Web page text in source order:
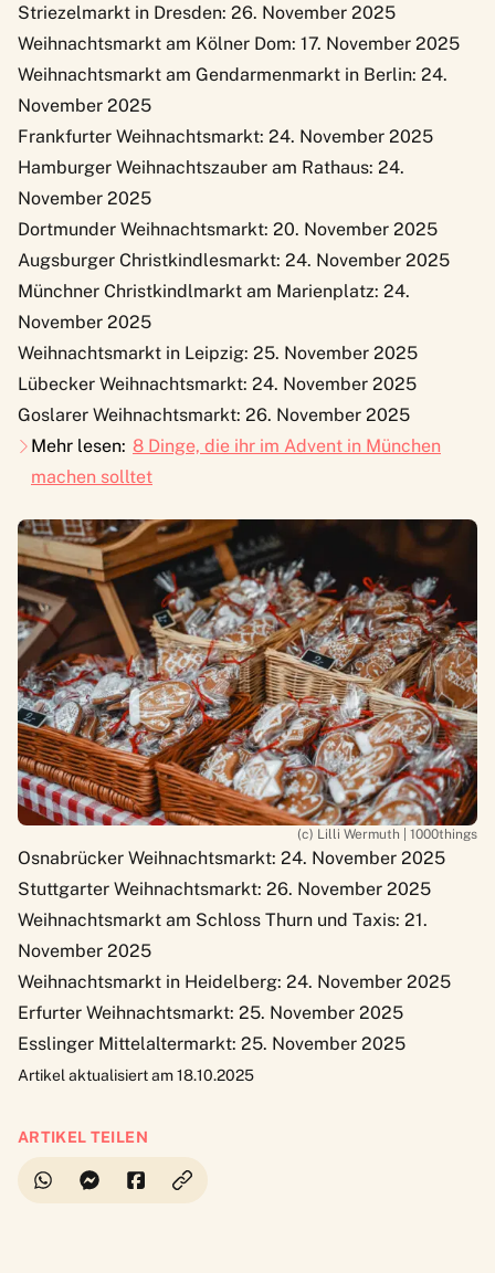
Striezelmarkt in Dresden: 26. November 2025
Weihnachtsmarkt am Kölner Dom: 17. November 2025
Weihnachtsmarkt am Gendarmenmarkt in Berlin: 24.
November 2025
Frankfurter Weihnachtsmarkt: 24. November 2025
Hamburger Weihnachtszauber am Rathaus: 24.
November 2025
Dortmunder Weihnachtsmarkt: 20. November 2025
Augsburger Christkindlesmarkt: 24. November 2025
Münchner Christkindlmarkt am Marienplatz: 24.
November 2025
Weihnachtsmarkt in Leipzig: 25. November 2025
Lübecker Weihnachtsmarkt: 24. November 2025
Goslarer Weihnachtsmarkt: 26. November 2025
Mehr lesen: 8 Dinge, die ihr im Advent in München
machen solltet
(c) Lilli Wermuth | 1000things
Osnabrücker Weihnachtsmarkt: 24. November 2025
Stuttgarter Weihnachtsmarkt: 26. November 2025
Weihnachtsmarkt am Schloss Thurn und Taxis: 21.
November 2025
Weihnachtsmarkt in Heidelberg: 24. November 2025
Erfurter Weihnachtsmarkt: 25. November 2025
Esslinger Mittelaltermarkt: 25. November 2025
Artikel aktualisiert am 18.10.2025
ARTIKEL TEILEN